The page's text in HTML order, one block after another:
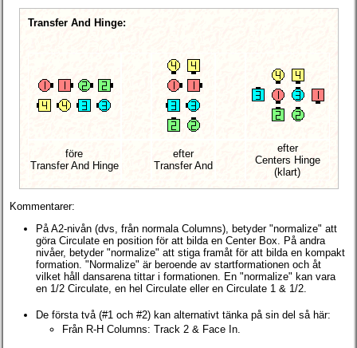
Transfer And Hinge:
före
Transfer And Hinge
efter
Transfer And
efter
Centers Hinge
(klart)
Kommentarer:
På A2-nivån (dvs, från normala Columns), betyder "normalize" att
göra Circulate en position för att bilda en Center Box. På andra
nivåer, betyder "normalize" att stiga framåt för att bilda en kompakt
formation. "Normalize" är beroende av startformationen och åt
vilket håll dansarena tittar i formationen. En "normalize" kan vara
en 1/2 Circulate, en hel Circulate eller en Circulate 1 & 1/2.
De första två (#1 och #2) kan alternativt tänka på sin del så här:
Från R-H Columns: Track 2 & Face In.